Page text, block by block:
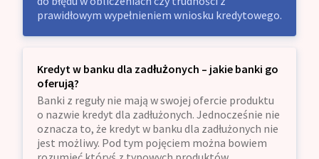
prawidłowym wypełnieniem wniosku kredytowego.
Kredyt w banku dla zadłużonych – jakie banki go
oferują?
Banki z reguły nie mają w swojej ofercie produktu
o nazwie kredyt dla zadłużonych. Jednocześnie nie
oznacza to, że kredyt w banku dla zadłużonych nie
jest możliwy. Pod tym pojęciem można bowiem